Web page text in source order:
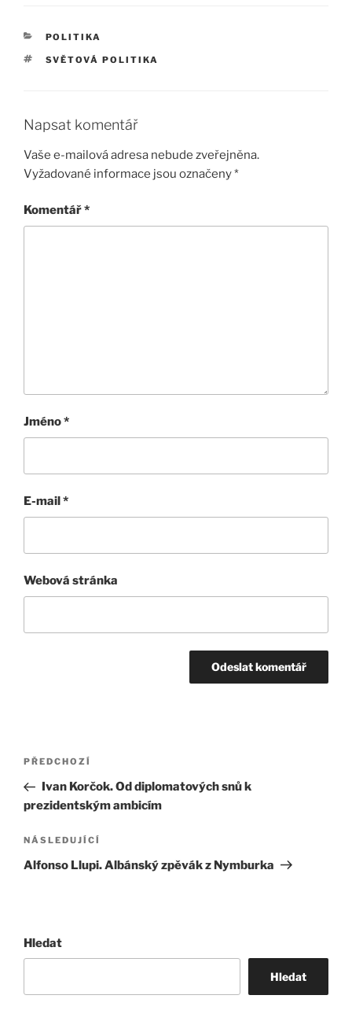
RUBRIKY
POLITIKA
ŠTÍTKY
SVĚTOVÁ POLITIKA
Napsat komentář
Vaše e-mailová adresa nebude zveřejněna.
Vyžadované informace jsou označeny*
Komentář*
Jméno*
E-mail*
Webová stránka
Navigace
příspěvek
Předchozí
příspěvek
PŘEDCHOZÍ
Ivan Korčok. Od diplomatových snů k
prezidentským ambicím
Následující
příspěvek
NÁSLEDUJÍCÍ
Alfonso Llupi. Albánský zpěvák z Nymburka
Hledat
Hledat